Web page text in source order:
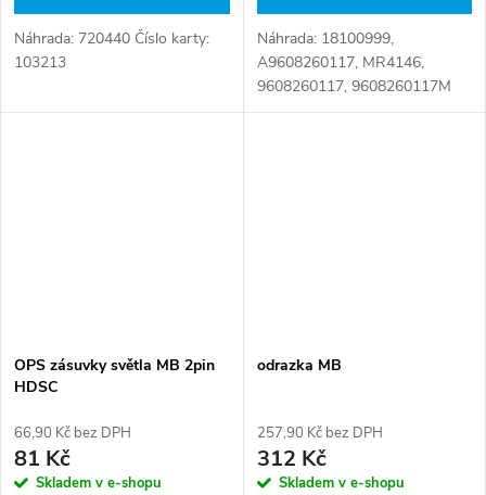
Náhrada: 720440 Číslo karty:
103213
Náhrada: 18100999,
A9608260117, MR4146,
9608260117, 9608260117M
Číslo karty: 092951
OPS zásuvky světla MB 2pin
HDSC
66,90 Kč bez DPH
81 Kč
Skladem v e-shopu
odrazka MB
257,90 Kč bez DPH
312 Kč
Skladem v e-shopu